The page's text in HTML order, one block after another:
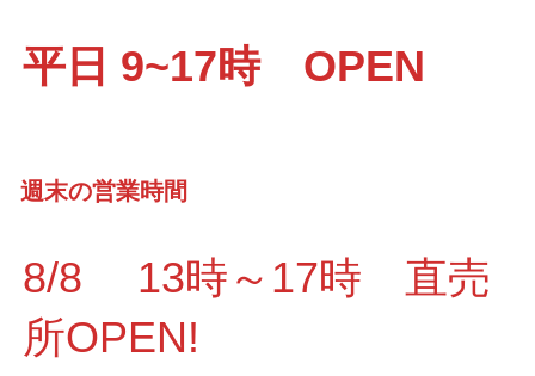
平日 9~17時 OPEN
週末の営業時間
8/8 13時～17時 直売
所OPEN!